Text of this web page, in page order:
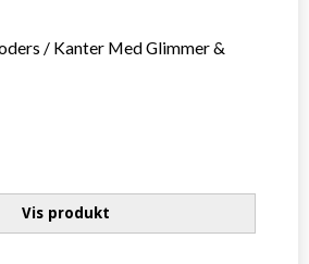
/ Kanter Med Glimmer &
Vis produkt